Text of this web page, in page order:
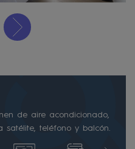
de aire acondicionado,
satélite, teléfono y balcón.